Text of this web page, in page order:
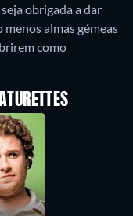
obrigada a dar
almas gémeas
como